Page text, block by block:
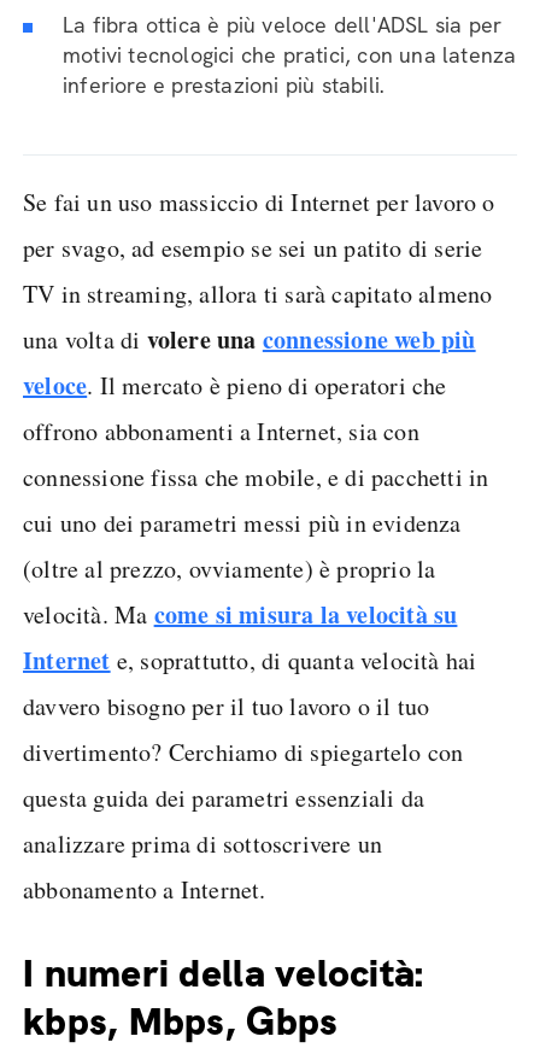
La fibra ottica è più veloce dell'ADSL sia per
motivi tecnologici che pratici, con una latenza
inferiore e prestazioni più stabili.
Se fai un uso massiccio di Internet per lavoro o
per svago, ad esempio se sei un patito di serie
TV in streaming, allora ti sarà capitato almeno
una volta di volere una connessione web più
veloce. Il mercato è pieno di operatori che
offrono abbonamenti a Internet, sia con
connessione fissa che mobile, e di pacchetti in
cui uno dei parametri messi più in evidenza
(oltre al prezzo, ovviamente) è proprio la
velocità. Ma come si misura la velocità su
Internet e, soprattutto, di quanta velocità hai
davvero bisogno per il tuo lavoro o il tuo
divertimento? Cerchiamo di spiegartelo con
questa guida dei parametri essenziali da
analizzare prima di sottoscrivere un
abbonamento a Internet.
I numeri della velocità:
kbps, Mbps, Gbps